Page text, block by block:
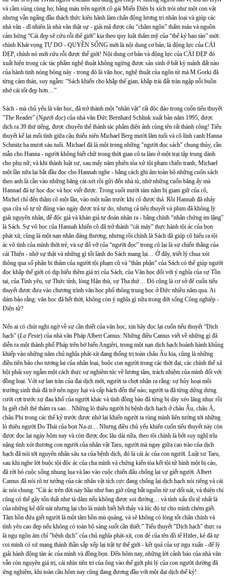
và cầm súng cùng họ; bằng máu trên người cô gái Miến Điện bị xích trói như một con vật
nhưng vẫn ngẩng đầu thách thức kiêu hãnh làm chấn động lương tri nhân loại và giúp các
nhà văn - dĩ nhiên là nhà văn thật sự - giải mã được câu “châm ngôn” thấm máu và nguồn
cảm hứng “Cái đẹp sẽ cứu rỗi thế giới” kia theo quy luật thẩm mỹ của “thế kỷ bạo tàn” mới:
chính Khát vọng TỰ DO - QUYỀN SỐNG mới là nội dung cơ bản, là động lực của CÁI
ĐẸP, chính nó mới cứu rỗi được thế giới! Nội dung cơ bản và động lực của CÁI ĐẸP đó
xuất hiện trong các tác phẩm nghệ thuật không ngừng được sản sinh ở bất kỳ mảnh đất nào
của hành tinh nóng bỏng này - trong đó là văn học, nghệ thuật của ngôn từ mà M.Gorki đã
từng cảm thán, suy ngẫm: “Sách khiến cho khắp thế gian, khắp trái đất tràn ngập nỗi buồn
nhớ cái tốt đẹp hơn…”
Sách - mà chủ yếu là văn học, đã trở thành một “nhân vật” rất độc đáo trong cuốn tiểu thuyết
"The Reader” (Người đọc) của nhà văn Đức Bernhard Schlink xuất bản năm 1995, được
dịch ra 39 thứ tiếng, được chuyển thể thành tác phẩm điện ảnh cùng tên rất thành công! Tiểu
thuyết kể lại mối tình giữa cậu thiếu niên Michael Berg mười lăm tuổi và cô lính canh Hanna
Schmitz ba mươi sáu tuổi. Michael đã là một trong những "người đọc sách" chung thủy, cần
mẫn cho Hanna - người không biết chữ trong thời gian cô ta làm ở một trại tập trung dành
cho phụ nữ; và khi thành luật sư, sau mấy năm phiên tòa xử tội phạm chiến tranh, Michael
một lần nữa lại bắt đầu đọc cho Hannah nghe - bằng cách ghi âm toàn bộ những cuốn sách
theo anh là cần vào những băng cát-xét rồi gửi đến nhà tù; nhờ những cuốn băng ấy mà
Hannad đã tự học đọc và học viết được. Trong suốt mười tám năm bị giam giữ của cô,
Michel chỉ đến thăm cô một lần, vào một tuần trước khi cô được thả. Rồi Hannah đã nhảy
qua cửa sổ tự tử đúng vào ngày được trả tự do, nhưng cả tiểu thuyết và phim đã không lý
giải nguyên nhân, để độc giả và khán giả tự đoán nhận ra - bằng chính “nhân chứng im lặng”
là Sách. Sự vô học của Hannah khiến cô đã trở thành “cái máy” thực hành tội ác của bọn
phát xít, cũng là một nạn nhân đáng thương; nhưng rồi chính là Sách đã giúp cô hiểu ra tội
ác vô tình của mình thời trẻ, và sự đổ vỡ của “người đọc” trong cô lại là sự chiến thắng của
cái Thiện - nhờ sự thật và những gì tốt lành do Sách mang lại… Ở đây, triết lý chua xót
thông qua số phận bi thảm của người tội phạm cũ và “thân phận” của Sách có thể giúp người
đọc khắp thế giới có dịp hiểu thêm giá trị của Sách, của Văn học đối với ý nghĩa của sự Tồn
tại, của Tình yêu, sự Thức tỉnh, lòng Hận thù, sự Tha thứ… Đó cũng là cơ sở để cuốn tiểu
thuyết được đưa vào chương trình văn học phổ thông trung học ở Đức nhiều năm qua. Ai
dám bảo rằng: văn học đã hết thời, không còn ý nghĩa gì nữa trong đời sống Công nghiệp -
Điện tử?
Nếu ai có chút nghi ngờ về sự cần thiết của văn học, xin hãy đọc lại cuốn tiểu thuyết “Dịch
hạch” (La Peste) của nhà văn Pháp Albert Camus: Những điều Camus viết về những gì đã
diễn ra một thành phố Pháp trên bờ biển Angiêri, trong một nạn dịch hạch hoành hành khủng
khiếp vào những năm chủ nghĩa phát-xít đang thống trị toàn châu Âu kia, cũng là những
điều tiên báo cho tương lai của nhân loại, buộc con người trong các thời đại, các chính thể xã
hội phải suy ngẫm một cách thực sự nghiêm túc về lương tâm, trách nhiệm của mình đối với
đồng loại. Với sự lan tràn của đại dịch mới, người ta chợt nhận ra rằng: sự hủy hoại môi
trường sinh thái đã trở nên nguy hại và cấp bách đến thế nào; người ta đã từng dửng dưng
cười cợt trước sự đau khổ của người khác và tình đồng bào đã từng bị dày xéo lăng nhục rồi
bị giết chết thê thảm ra sao... Những lò thiêu người bị bệnh dịch hạch ở châu Âu, châu Á,
châu Phi trong các thế kỷ trước được nhớ lại khiến người ta rùng mình liên tưởng tới những
lò thiêu người Do Thái của bọn Na-zi… Nhưng điều chủ yếu khiến cuốn tiểu thuyết này còn
được đọc lại ngày hôm nay và còn được đọc lâu dài nữa, theo tôi chính là bởi suy nghĩ trĩu
nặng tình xót thương con người của nhân vật Taru, người mà ngay giữa cao trào của dịch
hạch đã nói tới nguyên nhân sâu xa của bệnh dịch, đó là cái ác của con người. Luật sư Taru,
sau khi nghe lời buộc tội độc ác của cha mình và chứng kiến tòa kết tội tử hình một bị cáo,
đã rời bỏ cuộc sống nhung lụa và lao vào cuộc chiến đấu chống lại sự giết người. Albert
Camus đã nói rõ tư tưởng của các nhân vật tích cực đang chống lại dịch hạch nói riêng và cái
ác nói chung: “Cái ác trên đời này hầu như bao giờ cũng bắt nguồn từ sự dốt nát, và thiện chí
cũng có thể gây tổn thất như tà dâm nếu không được soi đường… và tính xấu tồi tệ nhất là
của những kẻ dốt nát nhưng lại cho là mình biết hết thảy và lúc đó tự cho mình chém giết.
Tâm hồn đứa giết người là một tâm hồn mù quáng, và sẽ không có lòng tốt chân chính và
tình yêu cao đẹp nếu không có toàn bộ sáng suốt cần thiết.” Tiểu thuyết "Dịch hạch" thực ra
là ngụ ngôn ám chỉ "bệnh dịch" của chủ nghĩa phát-xít, con đẻ của tên đồ tể Hitler, kẻ đã tự
coi mình có sứ mạng thánh thần sắp xếp lại trật tự thế giới - kết quả của sự ngu xuẩn - để lý
giải hành động tàn ác của mình và đồng bọn. Đến hôm nay, những lời cảnh báo của nhà văn
vẫn còn nguyên giá trị, cái nhìn tiên tri của ông vào thế giới phi lý của con người dường đã
ứng nghiệm, khi toàn cầu hôm nay cũng đang đương đầu với một đại dịch thế kỷ!